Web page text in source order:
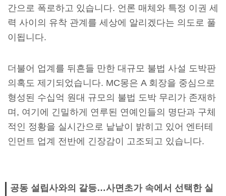
간으로 폭로하고 있습니다. 언론 매체와 특정 이권 세
력 사이의 유착 관계를 세상에 알리겠다는 의도로 풀
이됩니다.
더불어 업계를 뒤흔들 만한 대규모 불법 사설 도박판
의혹도 제기되었습니다. MC몽은 A 회장을 중심으로
형성된 수십억 원대 규모의 불법 도박 무리가 존재하
며, 여기에 긴밀하게 연루된 연예인들의 명단과 구체
적인 정황을 실시간으로 낱낱이 밝히고 있어 엔터테
인먼트 업계 전반에 긴장감이 고조되고 있습니다.
공동 설립사와의 갈등…사면초가 속에서 선택한 실